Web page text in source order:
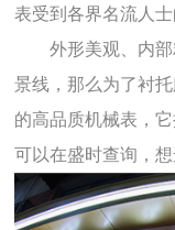
表受到各界名流人士
外形美观、内部
景线，那么为了衬
的高品质机械表，
可以在盛时查询，